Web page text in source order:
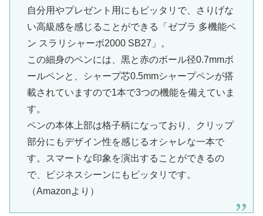
自分用やプレゼント用にもピッタリで、さりげな
い高級感を感じることができる「ゼブラ 多機能ペ
ン スラリシャーボ2000 SB27」。
この細身のペンには、黒と赤のボール径0.7mmボ
ールペンと、シャープ芯0.5mmシャープペンが搭
載されていますので1本で3つの機能を備えていま
す。
ペンの本体上部は格子柄になっており、クリップ
部分にもデザイン性を感じるオシャレな一本で
す。スマートな印象を演出することができるの
で、ビジネスシーンにもピッタリです。
（Amazonより）